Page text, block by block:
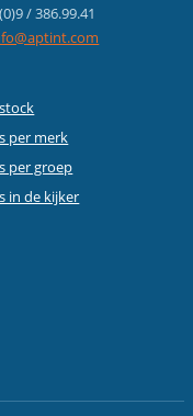
/ 386.99.41
per merk
per groep
in de kijker